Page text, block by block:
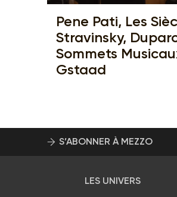
Pene Pati, Les
Stravinsky,
Sommets
Gstaad
S’ABONNER À MEZZO
LES UNIVERS